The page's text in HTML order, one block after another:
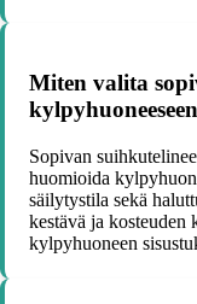
Miten valita
Sopivan
huomioida
säilytystila sekä
kestävä ja kosteuden
kylpyhuoneen